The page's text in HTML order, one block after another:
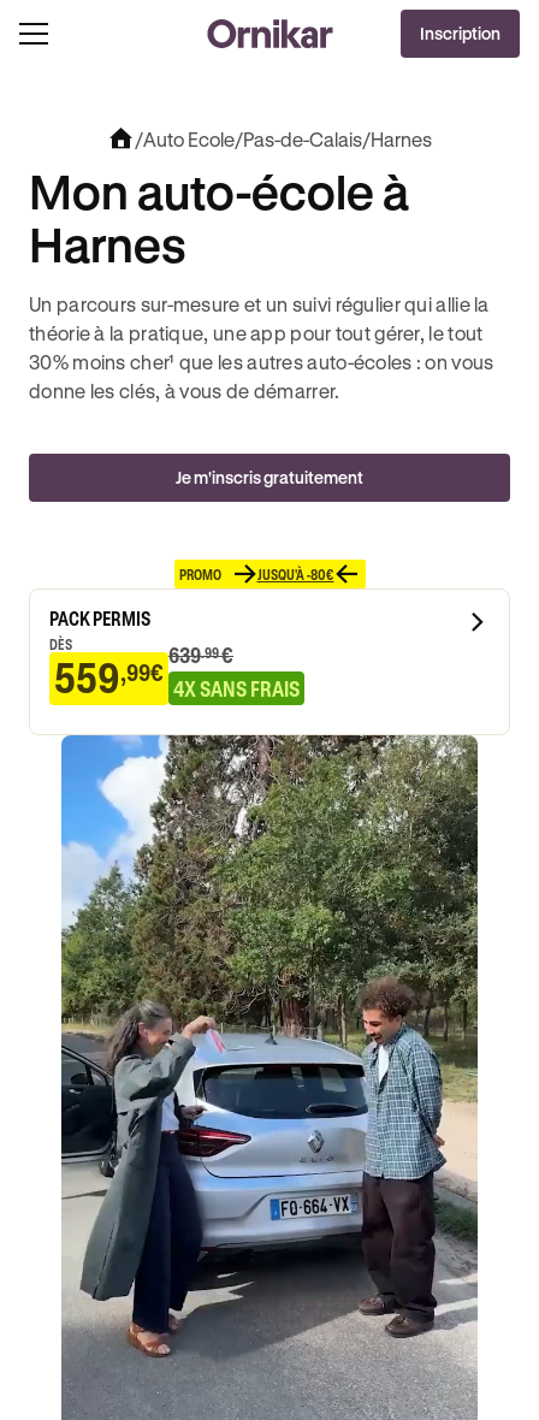
DERNIÈRES HEURES
JUSQU’À -100€ SUR VOTRE PERMIS + 3
J'EN PROFITE !
Inscription
/Auto Ecole/Pas-de-Calais/Harnes
Mon auto-école à
Harnes
Un parcours sur-mesure et un suivi régulier qui allie la
théorie à la pratique, une app pour tout gérer, le tout
30% moins cher¹ que les autres auto-écoles : on vous
donne les clés, à vous de démarrer.
Je m'inscris gratuitement
PROMO JUSQU'À -80€
PACK PERMIS
DÈS
559,99€
639.99€
4X SANS FRAIS